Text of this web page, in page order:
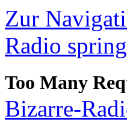
Zur
Radio
Bizarre-